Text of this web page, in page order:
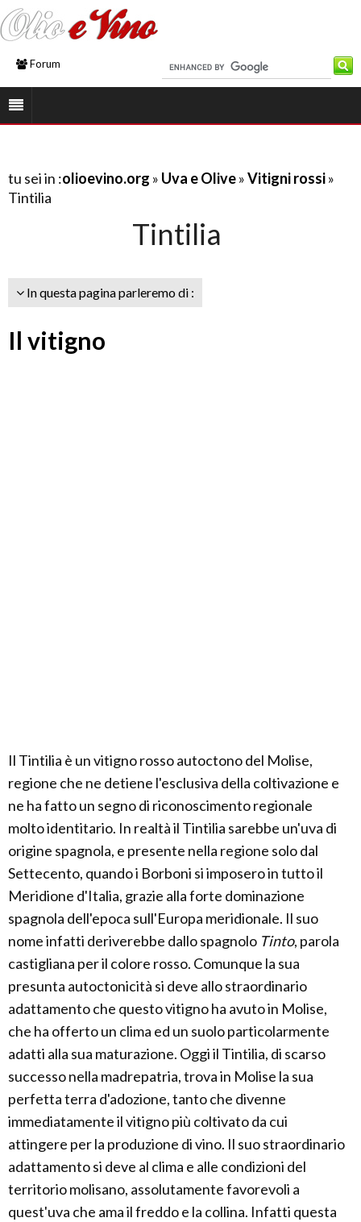
Forum
tu sei in :olioevino.org » Uva e Olive»Vitigni rossi»
Tintilia
Tintilia
In questa pagina parleremo di :
Il vitigno
Il Tintilia è un vitigno rosso autoctono del Molise,
regione che ne detiene l'esclusiva della coltivazione e
ne ha fatto un segno di riconoscimento regionale
molto identitario. In realtà il Tintilia sarebbe un'uva di
origine spagnola, e presente nella regione solo dal
Settecento, quando i Borboni si imposero in tutto il
Meridione d'Italia, grazie alla forte dominazione
spagnola dell'epoca sull'Europa meridionale. Il suo
nome infatti deriverebbe dallo spagnolo Tinto, parola
castigliana per il colore rosso. Comunque la sua
presunta autoctonicità si deve allo straordinario
adattamento che questo vitigno ha avuto in Molise,
che ha offerto un clima ed un suolo particolarmente
adatti alla sua maturazione. Oggi il Tintilia, di scarso
successo nella madrepatria, trova in Molise la sua
perfetta terra d'adozione, tanto che divenne
immediatamente il vitigno più coltivato da cui
attingere per la produzione di vino. Il suo straordinario
adattamento si deve al clima e alle condizioni del
territorio molisano, assolutamente favorevoli a
quest'uva che ama il freddo e la collina. Infatti questa